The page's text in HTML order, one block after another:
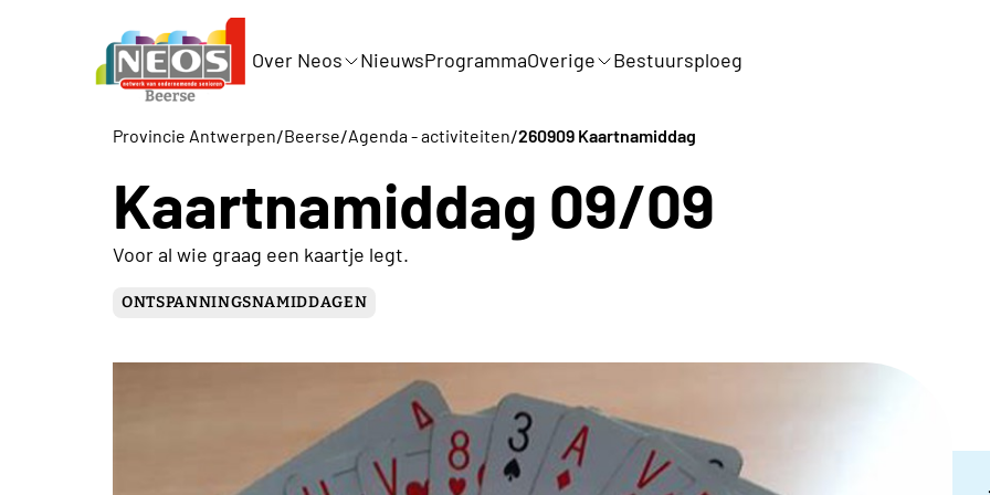
Over Neos NieuwsProgrammaOverige Bestuursploeg
Provincie Antwerpen/Beerse/Agenda - activiteiten/260909 Kaartnamiddag
Kaartnamiddag 09/09
Voor al wie graag een kaartje legt.
ONTSPANNINGSNAMIDDAGEN